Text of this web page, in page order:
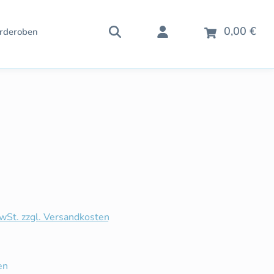
0,00 €
zzgl. Versandkosten
Bewertung von 5 von 5 Sternen